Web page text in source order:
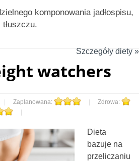
komponowania jadłospisu,
Szczegóły diety »
watchers
| Zaplanowana: |
Zdrowa:
|
Dieta
bazuje na
przeliczaniu